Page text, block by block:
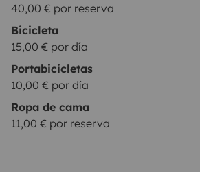
40,00 € por reserva
Bicicleta
15,00 € por día
Portabicicletas
10,00 € por día
Ropa de cama
11,00 € por reserva